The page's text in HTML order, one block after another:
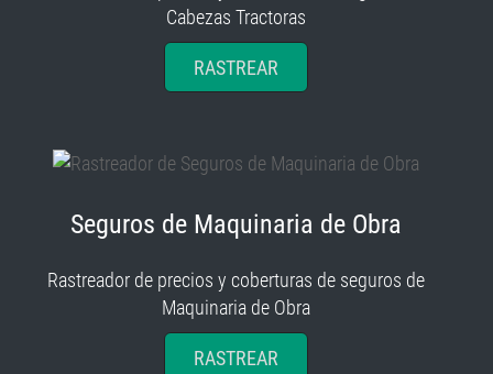
Cabezas Tractoras
RASTREAR
Seguros de Maquinaria de Obra
Rastreador de precios y coberturas de seguros de
Maquinaria de Obra
RASTREAR